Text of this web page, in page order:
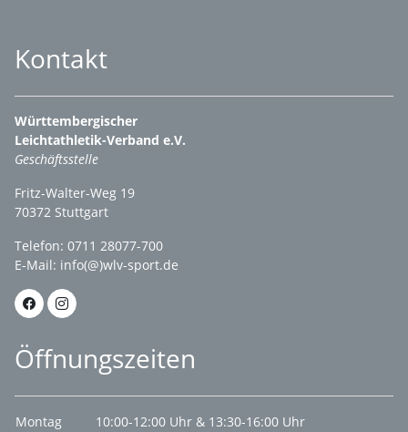
Kontakt
Württembergischer
Leichtathletik-Verband e.V.
Geschäftsstelle
Fritz-Walter-Weg 19
70372 Stuttgart
Telefon: 0711 28077-700
E-Mail: info(@)wlv-sport.de
Öffnungszeiten
Montag
10:00-12:00 Uhr & 13:30-16:00 Uhr